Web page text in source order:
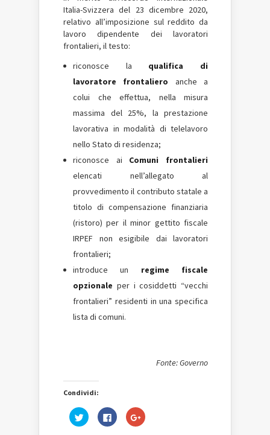
Italia-Svizzera del 23 dicembre 2020,
relativo all’imposizione sul reddito da
lavoro dipendente dei lavoratori
frontalieri, il testo:
riconosce la qualifica di
lavoratore frontaliero anche a
colui che effettua, nella misura
massima del 25%, la prestazione
lavorativa in modalità di telelavoro
nello Stato di residenza;
riconosce ai Comuni frontalieri
elencati nell’allegato al
provvedimento il contributo statale a
titolo di compensazione finanziaria
(ristoro) per il minor gettito fiscale
IRPEF non esigibile dai lavoratori
frontalieri;
introduce un regime fiscale
opzionale per i cosiddetti “vecchi
frontalieri” residenti in una specifica
lista di comuni.
Fonte: Governo
Condividi:
Fai
clic
Fai
clic
Fai
clic